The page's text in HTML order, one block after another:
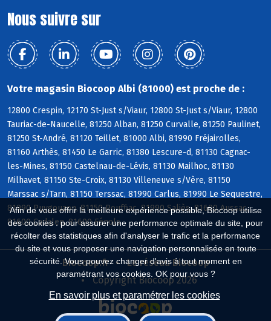
Afin de vous offrir la meilleure expérience possible, Biocoop utilise
des cookies : pour assurer une performance optimale du site, pour
récolter des statistiques afin d'analyser le trafic et la performance
du site et vous proposer une navigation personnalisée en toute
sécurité. Vous pouvez changer d'avis à tout moment en
paramétrant vos cookies. OK pour vous ?
En savoir plus et paramétrer les cookies
Nous suivre sur
Votre magasin Biocoop Albi (81000) est proche de :
12800 Crespin, 12170 St-Just s/Viaur, 12800 St-Just s/Viaur, 12800
Tauriac-de-Naucelle, 81250 Alban, 81250 Curvalle, 81250 Paulinet,
81250 St-André, 81120 Teillet, 81000 Albi, 81990 Fréjairolles,
81160 Arthès, 81450 Le Garric, 81380 Lescure-d, 81130 Cagnac-
les-Mines, 81150 Castelnau-de-Lévis, 81130 Mailhoc, 81130
Milhavet, 81150 Ste-Croix, 81130 Villeneuve s/Vère, 81150
Marssac s/Tarn, 81150 Terssac, 81990 Carlus, 81990 Le Sequestre,
81990 Puygouzon, 81150 Rouffiac, 81990 Saliès, 81600 Aussac,
81600 Cadalen, 81600 Fénols
Biocoop.fr
Le réseau Biocoop
Copyright Biocoop 2026